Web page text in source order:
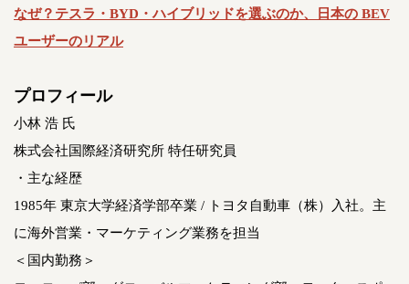
なぜ？テスラ・BYD・ハイブリッドを選ぶのか、日本の BEV
ユーザーのリアル
プロフィール
小林 浩 氏
株式会社国際経済研究所 特任研究員
・主な経歴
1985年 東京大学経済学部卒業 / トヨタ自動車（株）入社。主
に海外営業・マーケティング業務を担当
＜国内勤務＞